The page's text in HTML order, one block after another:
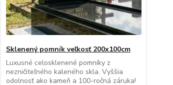
Sklenený pomník veľkosť 200x100cm
Luxusné celosklenené pomníky z
nezničiteľného kaleného skla. Vyššia
odolnosť ako kameň a 100-ročná záruka!